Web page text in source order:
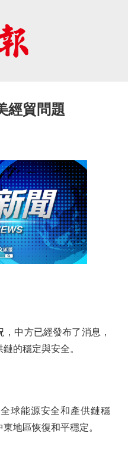
經貿問題
中方已經發布了消息，
的穩定與安全。
能源安全和產供鏈穩
地區恢復和平穩定。